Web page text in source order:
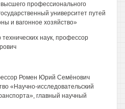
профессионального
университет путей
и вагонное хозяйство»
наук, профессор
Ромен Юрий Семёнович
«Научно-исследовательский
главный научный